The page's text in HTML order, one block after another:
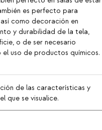
es perfecto para
como decoración en
y durabilidad de la tela,
o de ser necesario
uso de productos químicos.
de las características y
que se visualice.